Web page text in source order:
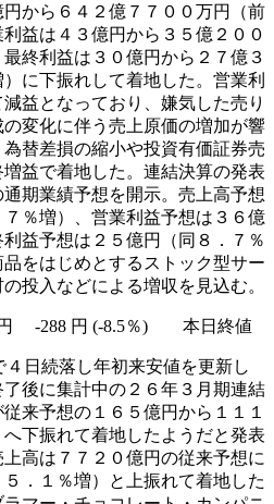
円から６４２億７７００万円（前
益は４３億円から３５億２００
終利益は３０億円から２７億３
に下振れして着地した。営業利
益となっており、嫌気した売り
変化に伴う売上原価の増加が響
替差損の縮小や投資有価証券売
益で着地した。連結決算の発表
期業績予想を開示。売上高予想
％増）、営業利益予想は３６億
益予想は２５億円（同８．７％
をはじめとするストック型サー
投入などによる増収を見込む。
-288 円 (-8.5％) 本日終値
４日続落し年初来安値を更新し
後に集計中の２６年３月期連結
来予想の１６５億円から１１１
下振れて着地したようだと発表
高は７７２０億円の従来予想に
．１％増）と上振れて着地した